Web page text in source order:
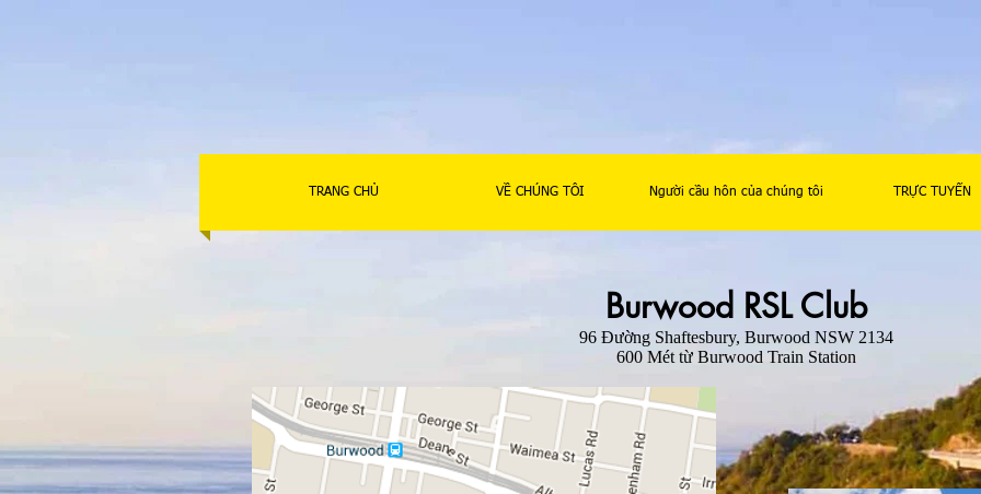
TRANG CHỦ VỀ CHÚNG TÔI Người cầu hôn của chúng tôi TRỰC TUYẾN
Burwood RSL Club
96 Đường Shaftesbury, Burwood NSW 2134
600 Mét từ Burwood Train Station